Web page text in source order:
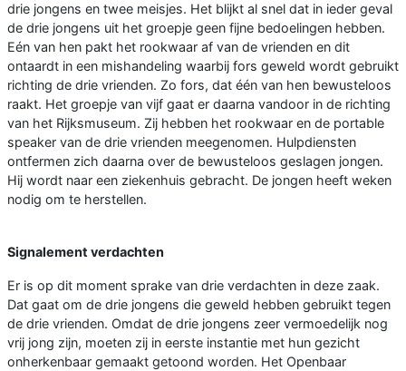
drie jongens en twee meisjes. Het blijkt al snel dat in ieder geval
de drie jongens uit het groepje geen fijne bedoelingen hebben.
Eén van hen pakt het rookwaar af van de vrienden en dit
ontaardt in een mishandeling waarbij fors geweld wordt gebruikt
richting de drie vrienden. Zo fors, dat één van hen bewusteloos
raakt. Het groepje van vijf gaat er daarna vandoor in de richting
van het Rijksmuseum. Zij hebben het rookwaar en de portable
speaker van de drie vrienden meegenomen. Hulpdiensten
ontfermen zich daarna over de bewusteloos geslagen jongen.
Hij wordt naar een ziekenhuis gebracht. De jongen heeft weken
nodig om te herstellen.
Signalement verdachten
Er is op dit moment sprake van drie verdachten in deze zaak.
Dat gaat om de drie jongens die geweld hebben gebruikt tegen
de drie vrienden. Omdat de drie jongens zeer vermoedelijk nog
vrij jong zijn, moeten zij in eerste instantie met hun gezicht
onherkenbaar gemaakt getoond worden. Het Openbaar